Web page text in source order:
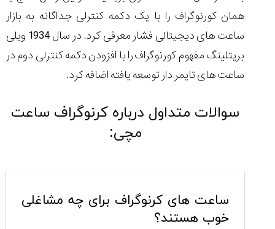
همان کورنوگراف را با یک دکمه کنترلی جداگانه به بازار
ساعت های دیجیتالی فشار معرفی کرد. در سال 1934 ویلی
بریتلینگ مفهوم کورنوگراف را با افزودن دکمه کنترلی دوم در
ساعت های تایمر دار توسعه یافته اضافه کرد.
سوالات متداول درباره کرنوگراف ساعت
مچی:
ساعت های کرنوگراف برای چه مشاغلی
خوب هستند؟